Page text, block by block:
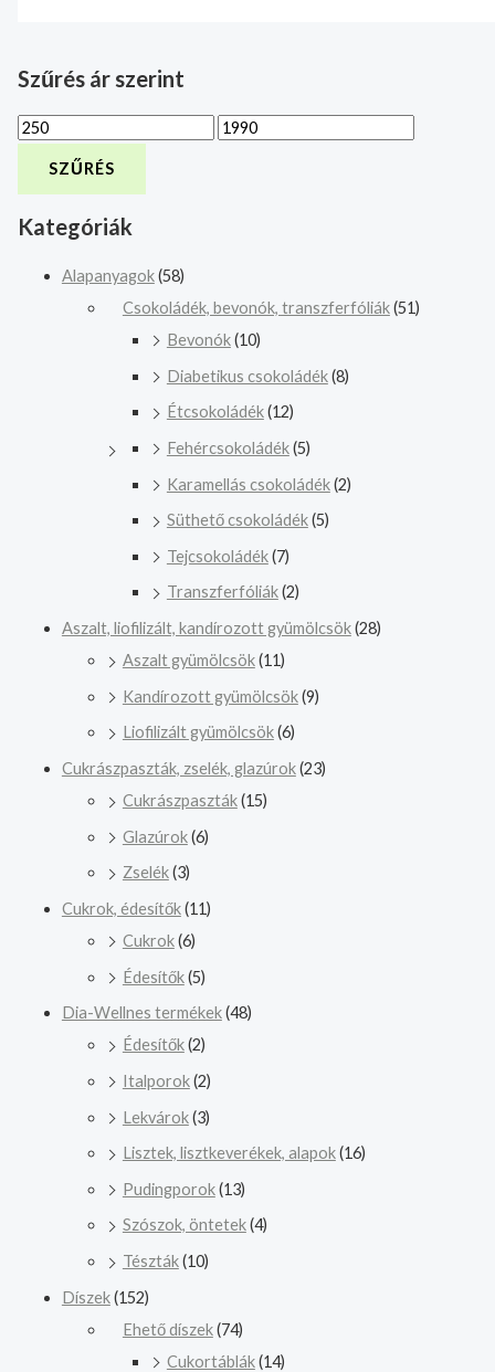
Szűrés ár szerint
SZŰRÉS
Kategóriák
Alapanyagok(58)
Csokoládék, bevonók, transzferfóliák(51)
Bevonók(10)
Diabetikus csokoládék(8)
Étcsokoládék(12)
Fehércsokoládék(5)
Karamellás csokoládék(2)
Süthető csokoládék(5)
Tejcsokoládék(7)
Transzferfóliák(2)
Aszalt, liofilizált, kandírozott gyümölcsök(28)
Aszalt gyümölcsök(11)
Kandírozott gyümölcsök(9)
Liofilizált gyümölcsök(6)
Cukrászpaszták, zselék, glazúrok(23)
Cukrászpaszták(15)
Glazúrok(6)
Zselék(3)
Cukrok, édesítők(11)
Cukrok(6)
Édesítők(5)
Dia-Wellnes termékek(48)
Édesítők(2)
Italporok(2)
Lekvárok(3)
Lisztek, lisztkeverékek, alapok(16)
Pudingporok(13)
Szószok, öntetek(4)
Tészták(10)
Díszek(152)
Ehető díszek(74)
Cukortáblák(14)